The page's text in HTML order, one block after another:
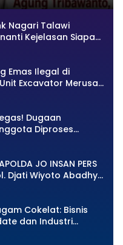
Nagari Talawi
Kejelasan Siapa
Emas Ilegal di
Excavator Merusak
Sungai Lolo
Dugaan
Diproses
Sidang Etik AKBP F
JO INSAN PERS
Djati Wiyoto Abadhy
bagi Pelanggar
Cokelat: Bisnis
dan Industri
Kepolisian